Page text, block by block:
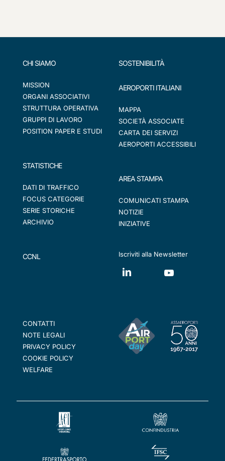
CHI SIAMO
MISSION
ORGANI ASSOCIATIVI
STRUTTURA OPERATIVA
GRUPPI DI LAVORO
POSITION PAPER E STUDI
STATISTICHE
DATI DI TRAFFICO
FOCUS CATEGORIE
SERIE STORICHE
ARCHIVIO
CCNL
SOSTENIBILITÀ
AEROPORTI ITALIANI
MAPPA
SOCIETÀ ASSOCIATE
CARTA DEI SERVIZI
AEROPORTI ACCESSIBILI
AREA STAMPA
COMUNICATI STAMPA
NOTIZIE
INIZIATIVE
Iscriviti alla Newsletter
CONTATTI
NOTE LEGALI
PRIVACY POLICY
COOKIE POLICY
WELFARE